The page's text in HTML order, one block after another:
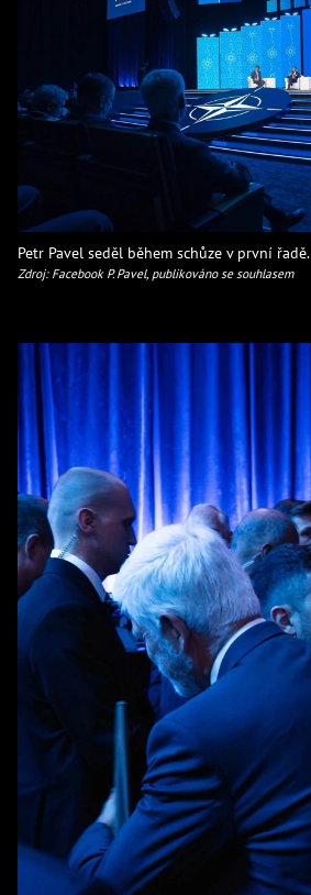
Petr Pavel seděl během schůze v první řadě.
Zdroj: Facebook P. Pavel, publikováno se souhlasem